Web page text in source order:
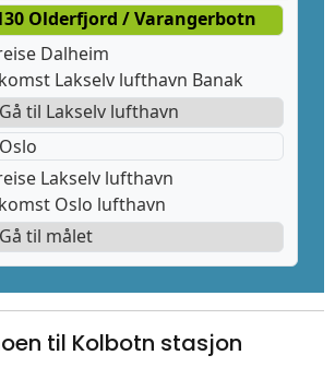
Olderfjord / Varangerbotn
Dalheim
Lakselv lufthavn Banak
Gå til Lakselv lufthavn
Oslo
Lakselv lufthavn
Oslo lufthavn
Gå til målet
til Kolbotn stasjon